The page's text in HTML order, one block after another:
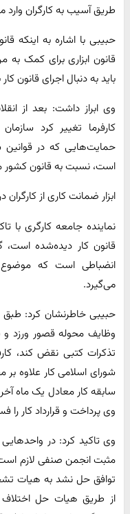
طریق آسیب به کارگران
حبیبی با اشاره به اینکه
قانون ابزاری برای کمک
باید به دنبال اجرای قانون
وی ابراز داشت: بعد از
کارفرما تغییر کرد
حمایت‌هایی که در قوانین
است، نسبت به قانون کشور
ابزار ضمانت کاری از
نماینده جامعه کارگری با
قانون کار دیده‌شده است،
انضباطی است که موضوع
می‌گیرد.
وظایف محوله قصور ورزد و
تذکرات کتبی نقض کند،
شورای اسلامی کار علاوه
سابقه کار معادل یک ماه
وی پرداخت و قرارداد کار را
‌وی تاکید کرد: در
مثبت انجمن صنفی لازم است
توافق حل نشد به هیات‌
از طریق هیات حل